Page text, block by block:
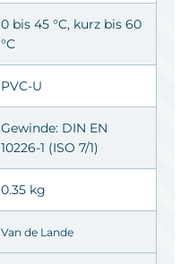
0 bis 45 °C, kurz bis 60
°C
PVC-U
Gewinde: DIN EN
10226-1 (ISO 7/1)
0.35 kg
Van de Lande